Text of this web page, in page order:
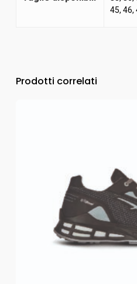
45, 46,
Prodotti correlati